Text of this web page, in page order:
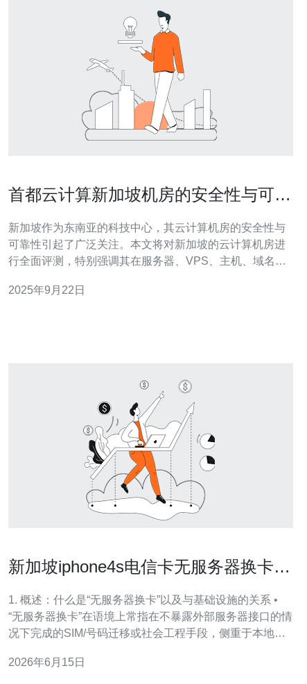
首都云计算新加坡机房的安全性与可靠
新加坡作为东南亚的科技中心，其云计算机房的安全性与
可靠性引起了广泛关注。本文将对新加坡的云计算机房进
行全面评测，特别强调其在服务器、VPS、主机、域名和
的服务提供商。 新加坡机房的安全性分析 新加坡的云计算
2025年9月22日
新加坡iphone4s电信卡无服务器换卡与
1. 概述：什么是“无服务器换卡”以及与基础设施的关系 •
“无服务器换卡”在语境上常指在不暴露外部服务器接口的情
况下完成的SIM/号码迁移或社会工程手段，侧重于本地或
务器、VPS、域名、CDN、DDoS等角度探讨如何防范和
2026年6月15日